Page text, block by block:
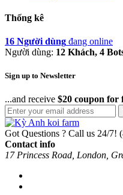
Thống kê
16 Người dùng đang online
Người dùng: 12 Khách, 4
Sign up to Newsletter
...and receive $20 coupon for
Got Questions ? Call us 24/7!
Contact info
17 Princess Road, London,